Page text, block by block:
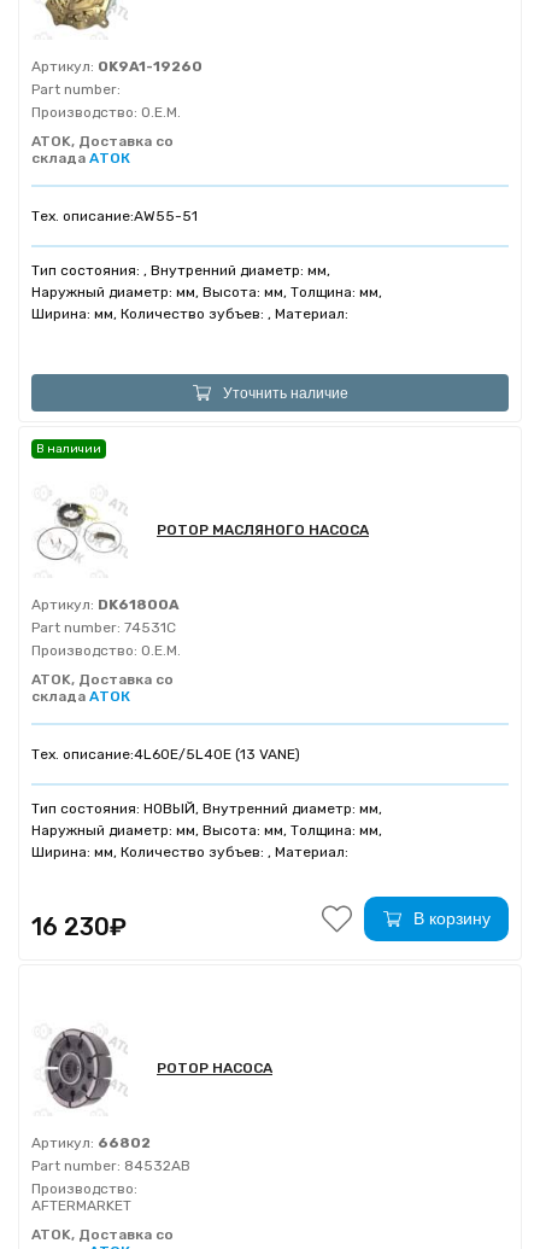
Артикул: OK9A1-19260
Part number:
Производство: O.E.M.
ATOK, Доставка со
склада АТОК
Тех. описание:AW55-51
Тип состояния: , Внутренний диаметр: мм,
Наружный диаметр: мм, Высота: мм, Толщина: мм,
Ширина: мм, Количество зубъев: , Материал:
Уточнить наличие
РОТОР МАСЛЯНОГО НАСОСА
Артикул: DK61800A
Part number: 74531C
Производство: O.E.M.
ATOK, Доставка со
склада АТОК
Тех. описание:4L60E/5L40E (13 VANE)
Тип состояния: НОВЫЙ, Внутренний диаметр: мм,
Наружный диаметр: мм, Высота: мм, Толщина: мм,
Ширина: мм, Количество зубъев: , Материал:
В наличии
16 230₽ В корзину
РОТОР НАСОСА
Артикул: 66802
Part number: 84532AB
Производство:
AFTERMARKET
ATOK, Доставка со